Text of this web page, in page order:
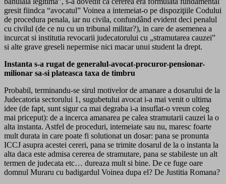
gresit fiindca “avocatul” Voinea a intemeiat-o pe dispoziţiile Codului
de procedura penala, iar nu civila, confundând evident deci penalul
cu civilul (de ce nu cu un tribunal militar?), in care de asemenea a
incurcat si institutia revocarii judecatorului cu „stramutarea cauzei”
si alte grave greseli nepermise nici macar unui student la drept.
Instanta s-a rugat de generalul-avocat-procuror-pensionar-
milionar sa-si plateasca taxa de timbru
Probabil, terminandu-se sirul motivelor de amanare a dosarului de la
Judecatoria sectorului 1, sugubetului avocat i-a mai venit o ultima
idee (de fapt, sunt sigur ca mai degraba i-a insuflat-o vreun coleg
mai priceput): de a incerca amanarea pe calea stramutarii cauzei la o
alta instanta. Astfel de proceduri, intemeiate sau nu, maresc foarte
mult durata in care poate fi solutionat un dosar: pana se pronunta
ICCJ asupra acestei cereri, pana se trimite dosarul de la o instanta la
alta daca este admisa cererea de stramutare, pana se stabileste un alt
termen de judecata etc… dureaza mult si bine. De ce fuge oare
domnul Muraru cu badigardul Voinea dupa el? De Justitia Romana?